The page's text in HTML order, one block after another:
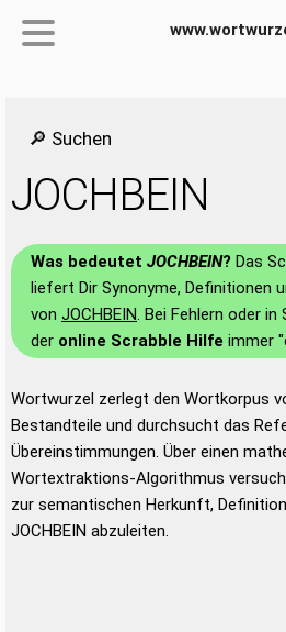
🔎 Suchen
JOCHBEIN
Was bedeutet JOCHBEIN? Das
liefert Dir Synonyme, Definitionen
von JOCHBEIN. Bei Fehlern oder
der online Scrabble Hilfe immer
Wortwurzel zerlegt den Wortkorpus
Bestandteile und durchsucht das
Übereinstimmungen. Über einen
Wortextraktions-Algorithmus
zur semantischen Herkunft,
JOCHBEIN abzuleiten.